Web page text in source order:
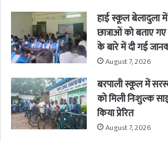
हाई स्कूल बेलादुला में
छात्राओं को बताए
के बारे में दी गई
August 7, 2026
बरपाली स्कूल में
को मिली निःशुल्क
किया प्रेरित
August 7, 2026